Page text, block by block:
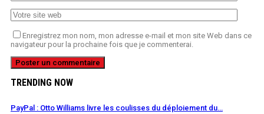
Enregistrez mon nom, mon adresse e-mail et mon site Web dans ce
navigateur pour la prochaine fois que je commenterai.
TRENDING NOW
PayPal : Otto Williams livre les coulisses du déploiement du…